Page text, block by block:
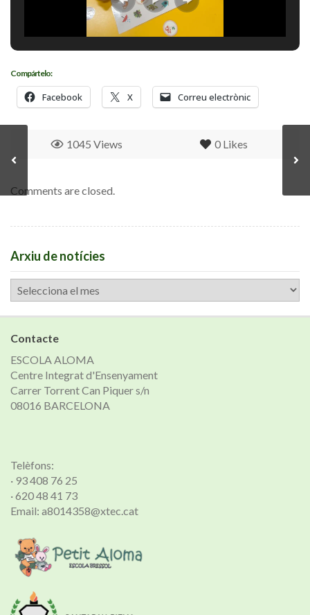
Compártelo:
Facebook X Correu electrònic
0 Likes
1045 Views
Comments are closed.
Arxiu de notícies
Arxiu
de
notícies
Contacte
ESCOLA ALOMA
Centre Integrat d'Ensenyament
Carrer Torrent Can Piquer s/n
08016 BARCELONA
Telèfons:
· 93 408 76 25
· 620 48 41 73
Email: a8014358@xtec.cat